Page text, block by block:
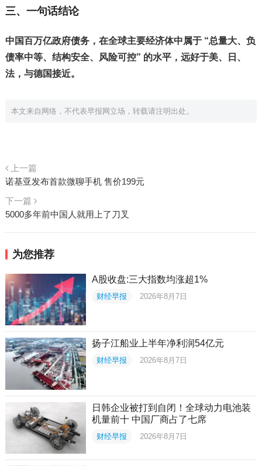
三、一句话结论
中国百万亿政府债务，在全球主要经济体中属于 “总量大、负
债率中等、结构安全、风险可控” 的水平，远好于美、日、
法，与德国接近。
本文来自网络，不代表早报网立场，转载请注明出处。
上一篇
诺基亚发布首款微聊手机 售价199元
下一篇
5000多年前中国人就用上了刀叉
为您推荐
A股收盘:三大指数均涨超1%
财经早报 2026年8月7日
扬子江船业上半年净利润54亿元
财经早报 2026年8月7日
日韩企业被打到自闭！全球动力电池装
机量前十 中国厂商占了七席
财经早报 2026年8月7日